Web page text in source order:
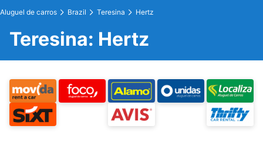
Aluguel de carros Brazil Teresina Hertz
Teresina: Hertz